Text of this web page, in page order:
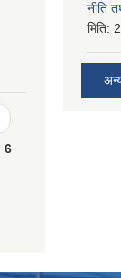
6
नीति
मिति: